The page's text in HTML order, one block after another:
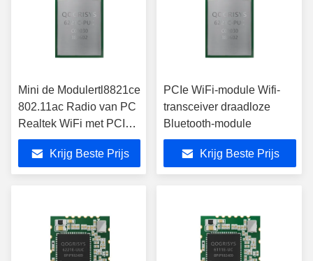
Mini de Modulertl8821ce
802.11ac Radio van PC
Realtek WiFi met PCIe-
Interface
Krijg Beste Prijs
PCIe WiFi-module Wifi-
transceiver draadloze
Bluetooth-module
Krijg Beste Prijs